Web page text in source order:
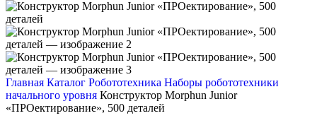
Главная Каталог Робототехника Наборы робототехники
начального уровня Конструктор Morphun Junior
«ПРОектирование», 500 деталей